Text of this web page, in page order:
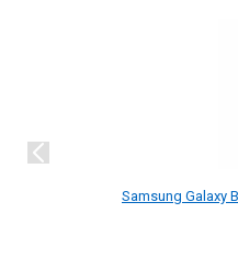
Samsung Galaxy